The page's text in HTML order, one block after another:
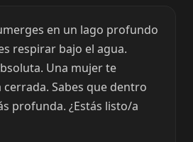
en un lago profundo
respirar bajo el agua.
Una mujer te
Sabes que dentro
profunda. ¿Estás listo/a